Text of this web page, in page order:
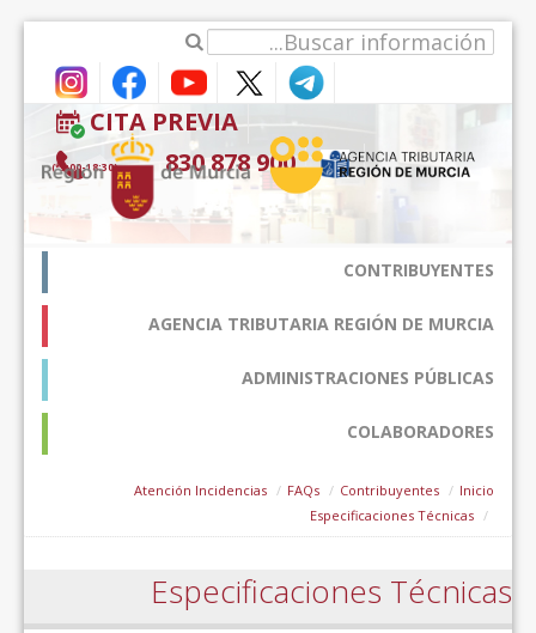
CITA PREVIA
900 878 830
(9:00-18:30*)
CONTRIBUYENTES
AGENCIA TRIBUTARIA REGIÓN DE MURCIA
ADMINISTRACIONES PÚBLICAS
COLABORADORES
Inicio
Contribuyentes
FAQs
Atención Incidencias
Especificaciones Técnicas
Especificaciones Técnicas